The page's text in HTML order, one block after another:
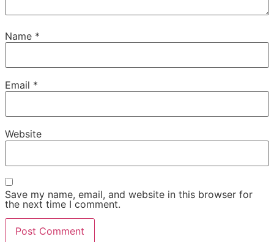
Name *
Email *
Website
Save my name, email, and website in this browser for
the next time I comment.